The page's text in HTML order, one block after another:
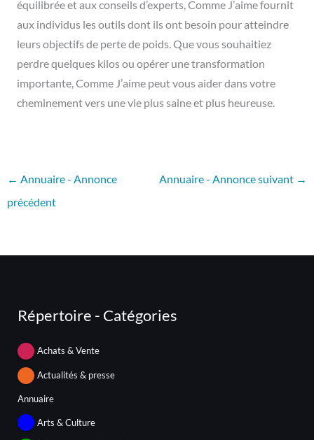
équilibrée et aux conseils d’experts, Comme J’aime fournit
aux individus les outils dont ils ont besoin pour atteindre
leurs objectifs de perte de poids. Que vous souhaitiez
perdre quelques kilos ou opérer une transformation
importante, Comme J’aime peut vous aider dans votre
cheminement vers une vie plus saine et plus heureuse.
← Annuaire - Annonce
précédent
Annuaire - Annonce suivant →
Répertoire - Catégories
Achats & Vente
Actualités & presse
Annuaire
Arts & Culture